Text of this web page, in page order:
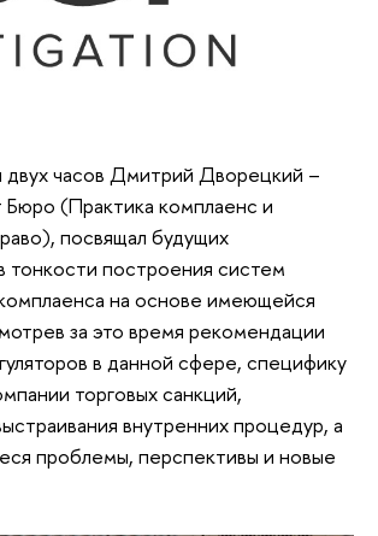
часов Дмитрий Дворецкий –
(Практика комплаенс и
посвящал будущих
тонкости построения систем
на основе имеющейся
за это время рекомендации
в данной сфере, специфику
торговых санкций,
внутренних процедур, а
проблемы, перспективы и новые